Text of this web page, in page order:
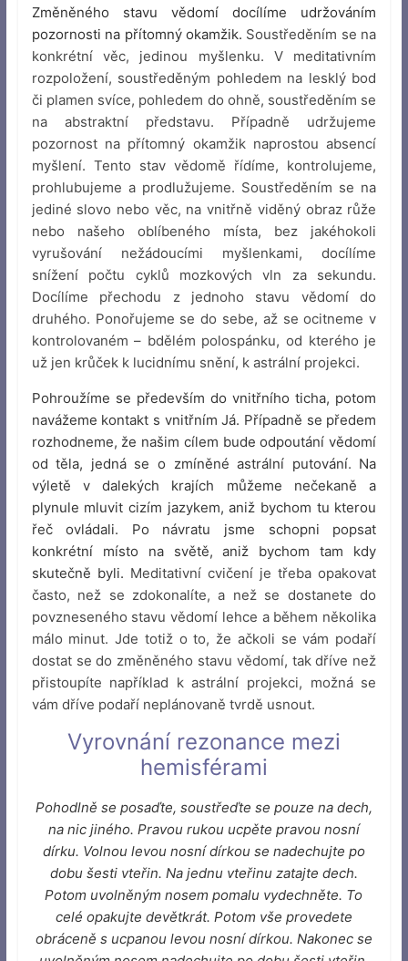
Změněného stavu vědomí docílíme udržováním
pozornosti na přítomný okamžik. Soustředěním se na
konkrétní věc, jedinou myšlenku. V meditativním
rozpoložení, soustředěným pohledem na lesklý bod
či plamen svíce, pohledem do ohně, soustředěním se
na abstraktní představu. Případně udržujeme
pozornost na přítomný okamžik naprostou absencí
myšlení. Tento stav vědomě řídíme, kontrolujeme,
prohlubujeme a prodlužujeme. Soustředěním se na
jediné slovo nebo věc, na vnitřně viděný obraz růže
nebo našeho oblíbeného místa, bez jakéhokoli
vyrušování nežádoucími myšlenkami, docílíme
snížení počtu cyklů mozkových vln za sekundu.
Docílíme přechodu z jednoho stavu vědomí do
druhého. Ponořujeme se do sebe, až se ocitneme v
kontrolovaném – bdělém polospánku, od kterého je
už jen krůček k lucidnímu snění, k astrální projekci.
Pohroužíme se především do vnitřního ticha, potom
navážeme kontakt s vnitřním Já. Případně se předem
rozhodneme, že našim cílem bude odpoutání vědomí
od těla, jedná se o zmíněné astrální putování. Na
výletě v dalekých krajích můžeme nečekaně a
plynule mluvit cizím jazykem, aniž bychom tu kterou
řeč ovládali. Po návratu jsme schopni popsat
konkrétní místo na světě, aniž bychom tam kdy
skutečně byli. Meditativní cvičení je třeba opakovat
často, než se zdokonalíte, a než se dostanete do
povzneseného stavu vědomí lehce a během několika
málo minut. Jde totiž o to, že ačkoli se vám podaří
dostat se do změněného stavu vědomí, tak dříve než
přistoupíte například k astrální projekci, možná se
vám dříve podaří neplánovaně tvrdě usnout.
Vyrovnání rezonance mezi
hemisférami
Pohodlně se posaďte, soustřeďte se pouze na dech,
na nic jiného. Pravou rukou ucpěte pravou nosní
dírku. Volnou levou nosní dírkou se nadechujte po
dobu šesti vteřin. Na jednu vteřinu zatajte dech.
Potom uvolněným nosem pomalu vydechněte. To
celé opakujte devětkrát. Potom vše provedete
obráceně s ucpanou levou nosní dírkou. Nakonec se